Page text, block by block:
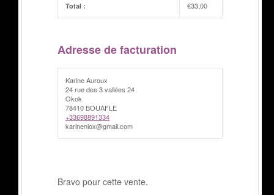
Total : €33,00
Adresse de facturation
Karine Auroux
24 rue des 3 vallées 24
Okok
78410 BOUAFLE
+33698891334
karineniox@gmail.com
Bravo pour cette vente.